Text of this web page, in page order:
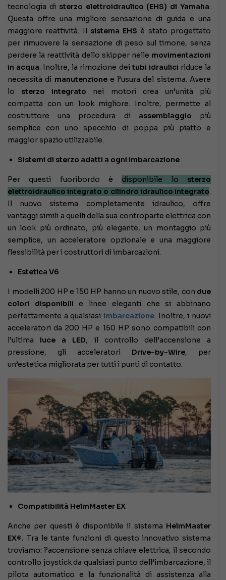
tecnologia di sterzo elettroidraulico (EHS) di Yamaha.
Questa offre una migliore sensazione di guida e una
maggiore reattività. Il sistema EHS è stato progettato
per rimuovere la sensazione di peso sul timone, senza
perdere la reattività dello skipper nelle movimentazioni
in acqua. Inoltre, la rimozione dei tubi idraulici riduce la
necessità di manutenzionee l’usura del sistema. Avere
lo sterzo integrato nei motori crea un’unità più
compatta con un look migliore. Inoltre, permette al
costruttore una procedura di assemblaggio più
semplice con uno specchio di poppa più piatto e
maggior spazio utilizzabile.
Sistemi di sterzo adatti a ogni imbarcazione
Per questi fuoribordo è disponibile lo sterzo
elettroidraulico integrato o cilindro idraulico integrato.
Il nuovo sistema completamente idraulico, offre
vantaggi simili a quelli della sua controparte elettrica con
un look più ordinato, più elegante, un montaggio più
semplice, un acceleratore opzionale e una maggiore
flessibilità per i costruttori di imbarcazioni.
Estetica V6
I modelli 200 HP e 150 HP hanno un nuovo stile, con due
colori disponibili e linee eleganti che si abbinano
perfettamente a qualsiasi imbarcazione. Inoltre, i nuovi
acceleratori da 200 HP e 150 HP sono compatibili con
l’ultimaluce a LED, il controllo dell’accensione a
pressione, gli acceleratori Drive-by-Wire, per
un’estetica migliorata per tutti i punti di contatto.
Compatibilità HelmMaster EX
Anche per questi è disponibile il sistema HelmMaster
EX®. Tra le tante funzioni di questo innovativo sistema
troviamo: l’accensione senza chiave elettrica, il secondo
controllo joystick da qualsiasi punto dell’imbarcazione, il
pilota automatico e la funzionalità di assistenza alla